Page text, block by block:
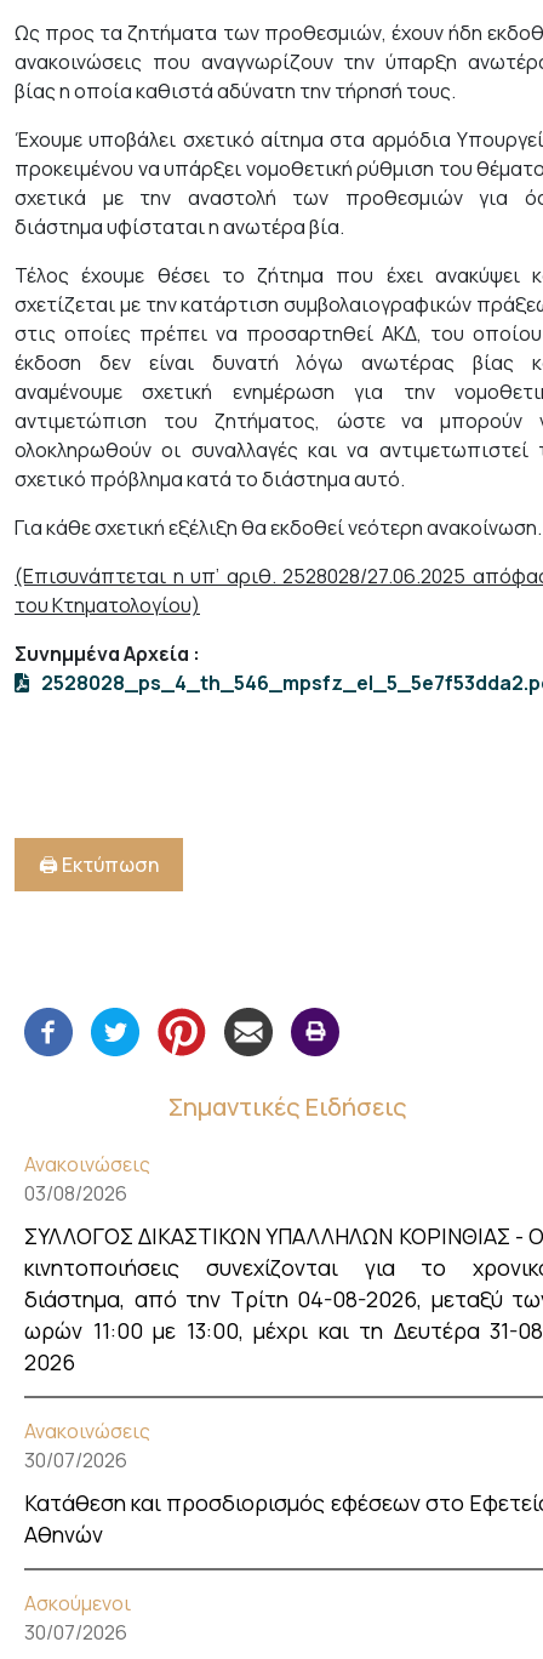
Σημαντικές Ειδήσεις
Ανακοινώσεις
03/08/2026
ΣΥΛΛΟΓΟΣ ΔΙΚΑΣΤΙΚΩΝ ΥΠΑΛΛΗΛΩΝ ΚΟΡΙΝΘΙΑΣ -
κινητοποιήσεις συνεχίζονται για το
διάστημα, από την Τρίτη 04-08-2026, μεταξύ
ωρών 11:00 με 13:00, μέχρι και τη Δευτέρα 31-
2026
Ανακοινώσεις
30/07/2026
Κατάθεση και προσδιορισμός εφέσεων στο
Αθηνών
Ασκούμενοι
30/07/2026
Ως προς τα ζητήματα των προθεσμιών, έχουν ήδη
ανακοινώσεις που αναγνωρίζουν την ύπαρξη
βίας η οποία καθιστά αδύνατη την τήρησή τους.
Έχουμε υποβάλει σχετικό αίτημα στα αρμόδια
προκειμένου να υπάρξει νομοθετική ρύθμιση του
σχετικά με την αναστολή των προθεσμιών για
διάστημα υφίσταται η ανωτέρα βία.
Τέλος έχουμε θέσει το ζήτημα που έχει ανακύψει
σχετίζεται με την κατάρτιση συμβολαιογραφικών
στις οποίες πρέπει να προσαρτηθεί ΑΚΔ, του
έκδοση δεν είναι δυνατή λόγω ανωτέρας βίας
αναμένουμε σχετική ενημέρωση για την
αντιμετώπιση του ζητήματος, ώστε να μπορούν
ολοκληρωθούν οι συναλλαγές και να αντιμετωπιστεί
σχετικό πρόβλημα κατά το διάστημα αυτό.
Για κάθε σχετική εξέλιξη θα εκδοθεί νεότερη ανακοίνωση.
(Επισυνάπτεται η υπ’ αριθ. 2528028/27.06.2025
του Κτηματολογίου)
Συνημμένα Αρχεία :
🖨️ Εκτύπωση